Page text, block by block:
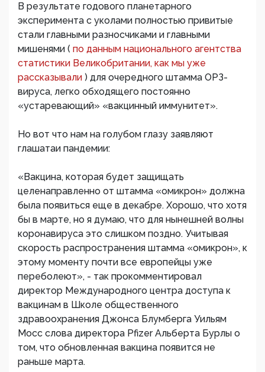
В результате годового планетарного
эксперимента с уколами полностью привитые
стали главными разносчиками и главными
мишенями ( по данным национального агентства
статистики Великобритании, как мы уже
рассказывали ) для очередного штамма ОРЗ-
вируса, легко обходящего постоянно
«устаревающий» «вакцинный иммунитет».
Но вот что нам на голубом глазу заявляют
глашатаи пандемии:
«Вакцина, которая будет защищать
целенаправленно от штамма «омикрон» должна
была появиться еще в декабре. Хорошо, что хотя
бы в марте, но я думаю, что для нынешней волны
коронавируса это слишком поздно. Учитывая
скорость распространения штамма «омикрон», к
этому моменту почти все европейцы уже
переболеют», - так прокомментировал
директор Международного центра доступа к
вакцинам в Школе общественного
здравоохранения Джонса Блумберга Уильям
Мосс слова директора Pfizer Альберта Бурлы о
том, что обновленная вакцина появится не
раньше марта.